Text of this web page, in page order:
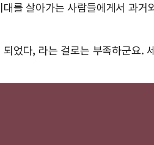
를 살아가는 사람들에게서 과거
되었다, 라는 걸로는 부족하군요.